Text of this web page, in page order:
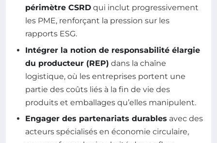
périmètre CSRD qui inclut progressivement
les PME, renforçant la pression sur les
rapports ESG.
Intégrer la notion de responsabilité élargie
du producteur (REP) dans la chaîne
logistique, où les entreprises portent une
partie des coûts liés à la fin de vie des
produits et emballages qu’elles manipulent.
Engager des partenariats durables avec des
acteurs spécialisés en économie circulaire,